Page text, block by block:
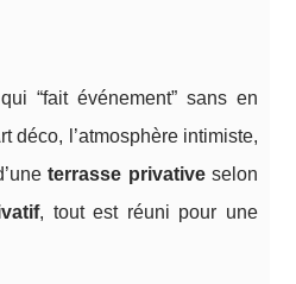
“fait événement” sans en
déco, l’atmosphère intimiste,
terrasse privativeselon
, tout est réuni pour une